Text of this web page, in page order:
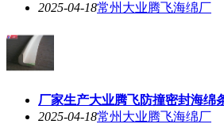
2025-04-18常州大业腾飞海绵厂
厂家生产大业腾飞防撞密封海绵
2025-04-18常州大业腾飞海绵厂